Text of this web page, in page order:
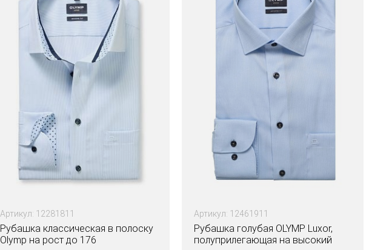
Артикул: 12281811
Рубашка классическая в полоску
Olymp на рост до 176
Артикул: 12461911
Рубашка голубая OLYMP Luxor,
полуприлегающая на высокий